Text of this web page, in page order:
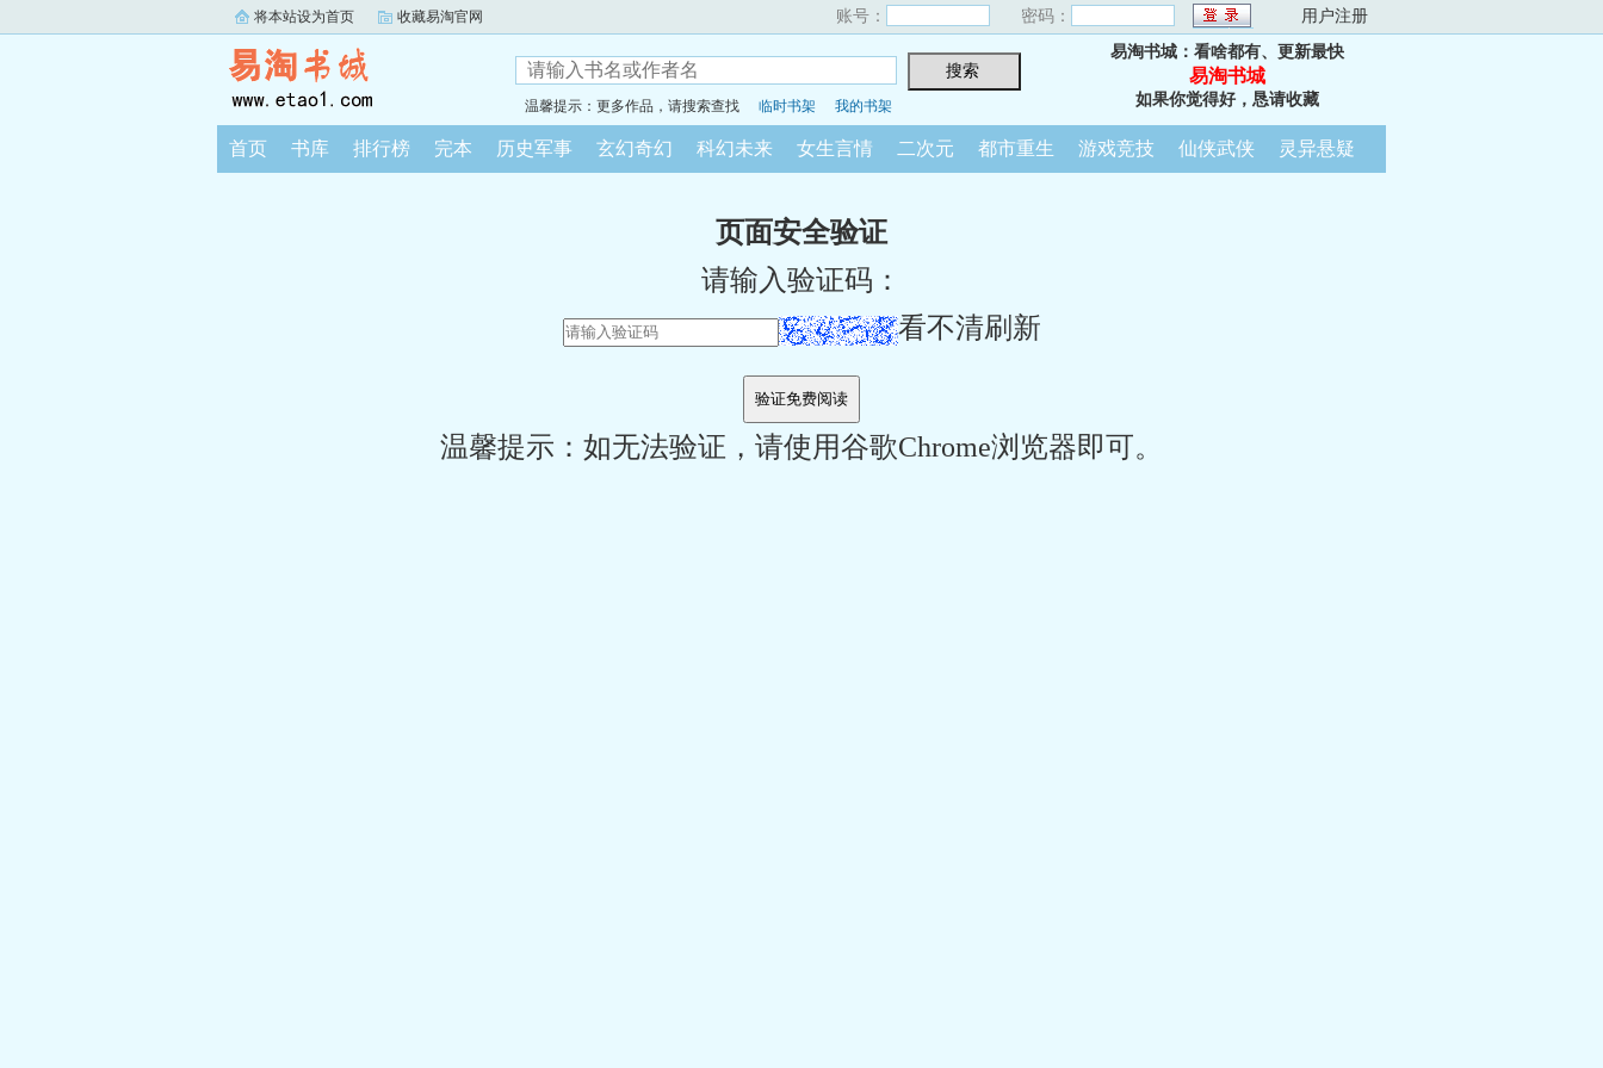
将本站设为首页 收藏易淘官网 账号： 密码： 用户注册
温馨提示：更多作品，请搜索查找 临时书架 我的书架
易淘书城：看啥都有、更新最快
易淘书城
如果你觉得好，恳请收藏
首页 书库 排行榜 完本 历史军事 玄幻奇幻 科幻未来 女生言情 二次元 都市重生 游戏竞技 仙侠武侠 灵异悬疑
页面安全验证
请输入验证码：
看不清刷新
温馨提示：如无法验证，请使用谷歌Chrome浏览器即可。